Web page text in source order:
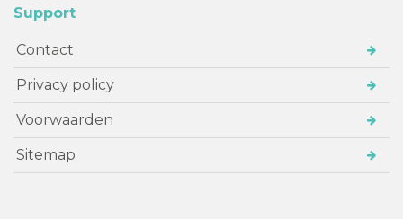
Support
Contact
Privacy policy
Voorwaarden
Sitemap